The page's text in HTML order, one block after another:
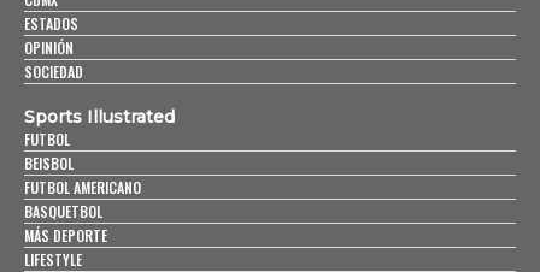
ESTADOS
OPINIÓN
SOCIEDAD
Sports Illustrated
FUTBOL
BEISBOL
FUTBOL AMERICANO
BASQUETBOL
MÁS DEPORTE
LIFESTYLE